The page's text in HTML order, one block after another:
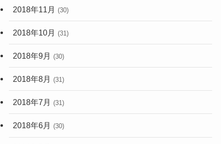
2018年11月 (30)
2018年10月 (31)
2018年9月 (30)
2018年8月 (31)
2018年7月 (31)
2018年6月 (30)